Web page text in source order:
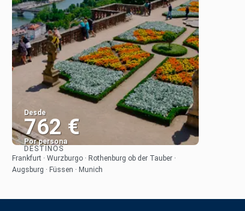
Desde
762 €
Por persona
Ver
DESTINOS
Frankfurt · Wurzburgo · Rothenburg ob der Tauber ·
Augsburg · Füssen · Munich